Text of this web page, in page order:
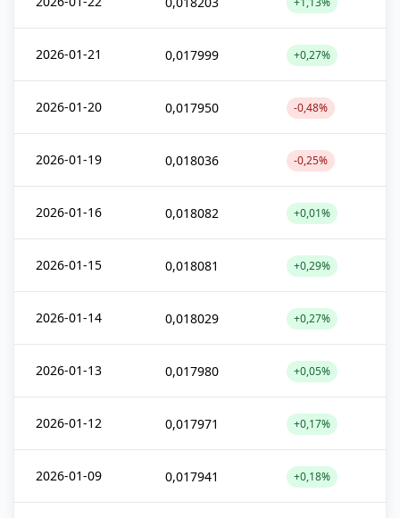
2026-01-21 0,017999 +0,27%
2026-01-20 0,017950 -0,48%
2026-01-19 0,018036 -0,25%
2026-01-16 0,018082 +0,01%
2026-01-15 0,018081 +0,29%
2026-01-14 0,018029 +0,27%
2026-01-13 0,017980 +0,05%
2026-01-12 0,017971 +0,17%
2026-01-09 0,017941 +0,18%